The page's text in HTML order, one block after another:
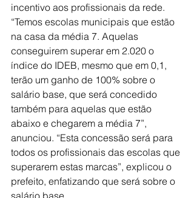
incentivo aos profissionais da rede.
“Temos escolas municipais que estão
na casa da média 7. Aquelas
conseguirem superar em 2.020 o
índice do IDEB, mesmo que em 0,1,
terão um ganho de 100% sobre o
salário base, que será concedido
também para aquelas que estão
abaixo e chegarem a média 7”,
anunciou. “Esta concessão será para
todos os profissionais das escolas que
superarem estas marcas”, explicou o
prefeito, enfatizando que será sobre o